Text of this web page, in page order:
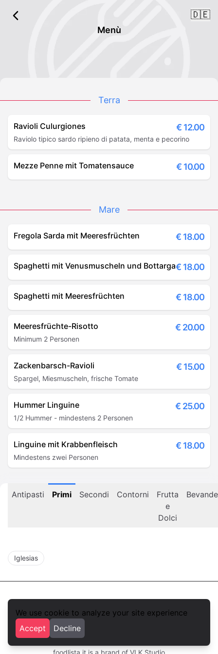
We use cookie to analyze your site experience
Accept
Decline
🇩🇪
Menù
Terra
Ravioli Culurgiones € 12.00
Raviolo tipico sardo ripieno di patata, menta e pecorino
Mezze Penne mit Tomatensauce € 10.00
Mare
Fregola Sarda mit Meeresfrüchten € 18.00
Spaghetti mit Venusmuscheln und Bottarga€ 18.00
Spaghetti mit Meeresfrüchten € 18.00
Meeresfrüchte-Risotto € 20.00
Minimum 2 Personen
Zackenbarsch-Ravioli € 15.00
Spargel, Miesmuscheln, frische Tomate
Hummer Linguine € 25.00
1/2 Hummer - mindestens 2 Personen
Linguine mit Krabbenfleisch € 18.00
Mindestens zwei Personen
Antipasti Primi Secondi Contorni
Frutta
e
Dolci
Bevande
Iglesias
foodlista.it is a brand of VLK Studio